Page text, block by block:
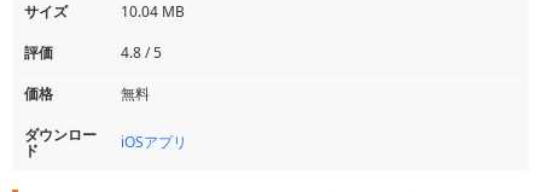
サイズ
10.04 MB
評価
4.8 / 5
価格
無料
ダウンロー
ド iOSアプリ